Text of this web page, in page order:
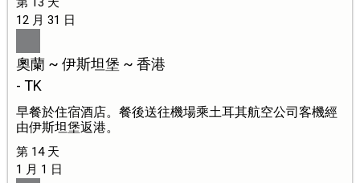
12 月 31 日
奧蘭 ~ 伊斯坦堡 ~ 香港
- TK
早餐於住宿酒店。餐後送往機場乘土耳其航空公司客機經
由伊斯坦堡返港。
第 14 天
1 月 1 日